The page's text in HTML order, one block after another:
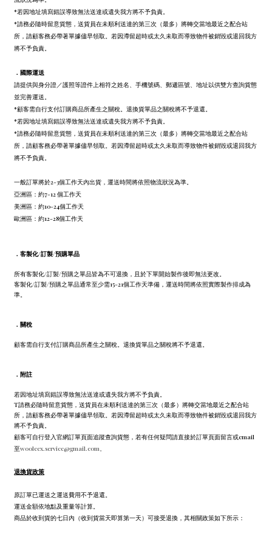
*若因地址填寫錯誤導致無法送達或遺失我方將不予負責。
*請務必隨時留意貨態，送貨員在未順利送達的第三次（最多）將轉交當地最近之配合站
所，請顧客務必帶著單據儘早領取。若因滯留超時或太久未取而導致物件被銷毀或退回我方
將不予負責。
． 國際運送
請提供與身分證／護照等證件上相符之姓名、手機號碼、郵遞區號、地址以供雙方查詢貨態
並完善運送。
*顧客需自行支付訂購商品所產生之關稅。退換貨單品之關稅將不予退還。
*若因地址填寫錯誤導致無法送達或遺失我方將不予負責。
*請務必隨時留意貨態，送貨員在未順利送達的第三次（最多）將轉交當地最近之配合站
所，請顧客務必帶著單據儘早領取。若因滯留超時或太久未取而導致物件被銷毀或退回我方
將不予負責。
一般訂單將於2-3個工作天內出貨，運送時間將依照物流狀況為準。
亞洲區：約7-12 個工作天
美洲區：約10-24個工作天
歐洲區：約12-28個工作天
． 客製化/訂製/預購單品
所有客製化/訂製/預購之單品皆為不可退換，且於下單開始製作後即無法更改。
客製化/訂製/預購之單品通常至少需15-21個工作天準備，運送時間將依照實際製作排成為
準。
． 關稅
顧客需自行支付訂購商品所產生之關稅。退換貨單品之關稅將不予退還。
． 附註
若因地址填寫錯誤導致無法送達或遺失我方將不予負責。
T請務必隨時留意貨態，送貨員在未順利送達的第三次（最多）將轉交當地最近之配合站
所，請顧客務必帶著單據儘早領取。若因滯留超時或太久未取而導致物件被銷毀或退回我方
將不予負責。
顧客可自行登入官網訂單頁面追蹤查詢貨態，若有任何疑問請直接於訂單頁面留言或email
至wooleex.service@gmail.com。
退換貨政策
原訂單已運送之運送費用不予退還。
運送金額依地點及重量等計算。
商品於收到貨的七日內（收到貨當天即算第一天）可接受退換，其相關政策如下所示：